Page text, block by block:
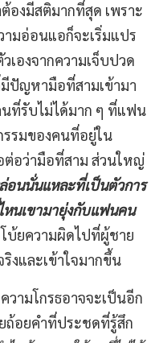
องมีสติมากที่สุด เพราะ
ามอ่อนแอก็จะเริ่มแปร
เองจากความเจ็บปวด
ปัญหามือที่สามเข้ามา
นที่รับไม่ได้มาก ๆ ที่แฟน
รมของคนที่อยู่ใน
ต่อว่ามือที่สาม ส่วนใหญ่
อนนั่นแหละที่เป็นตัวการ
หนเขามายุ่งกับแฟนคน
บ้ยความผิดไปที่ผู้ชาย
งและเข้าใจมากขึ้น
ามโกรธอาจจะเป็นอีก
อยคำที่ประชดที่รู้สึก